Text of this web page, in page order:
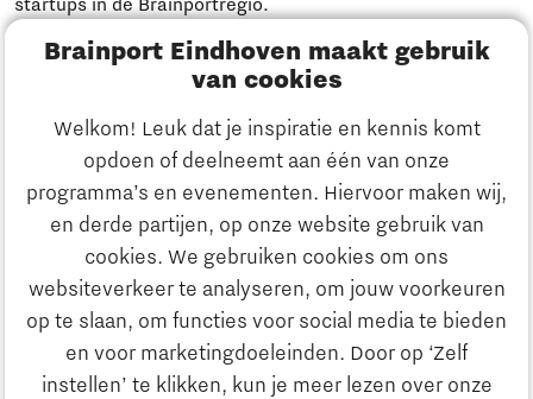
Brainport Eindhoven maakt gebruik
van cookies
Welkom! Leuk dat je inspiratie en kennis komt
opdoen of deelneemt aan één van onze
programma’s en evenementen. Hiervoor maken wij,
en derde partijen, op onze website gebruik van
cookies. We gebruiken cookies om ons
websiteverkeer te analyseren, om jouw voorkeuren
op te slaan, om functies voor social media te bieden
en voor marketingdoeleinden. Door op ‘Zelf
instellen’ te klikken, kun je meer lezen over onze
startups in de Brainportregio.
Meld je aan
Heb je een vraag?
E-mailadres:info@thegate.tech
Volg ons
Bezoekadres walk-in hours &
The Gate Academy